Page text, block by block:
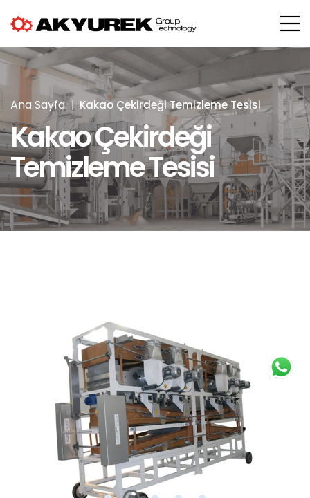
Ana Sayfa Kakao Çekirdeği Temizleme Tesisi
Kakao Çekirdeği
Temizleme Tesisi